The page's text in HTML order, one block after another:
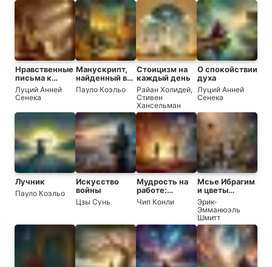
Нравственные
письма к
Луцилию
Луций Анней
Сенека
Манускрипт,
найденный в
Акко
Пауло Коэльо
Стоицизм на
каждый день
Райан Холидей,
Стивен
Хансельман
О спокойствии
духа
Луций Анней
Сенека
Лучник
Пауло Коэльо
Искусство
войны
Цзы Сунь
Мудрость на
работе:
Создание
современного
Чип Конли
Мсье Ибрагим
и цветы
Корана
Эрик-
Эмманюэль
Шмитт